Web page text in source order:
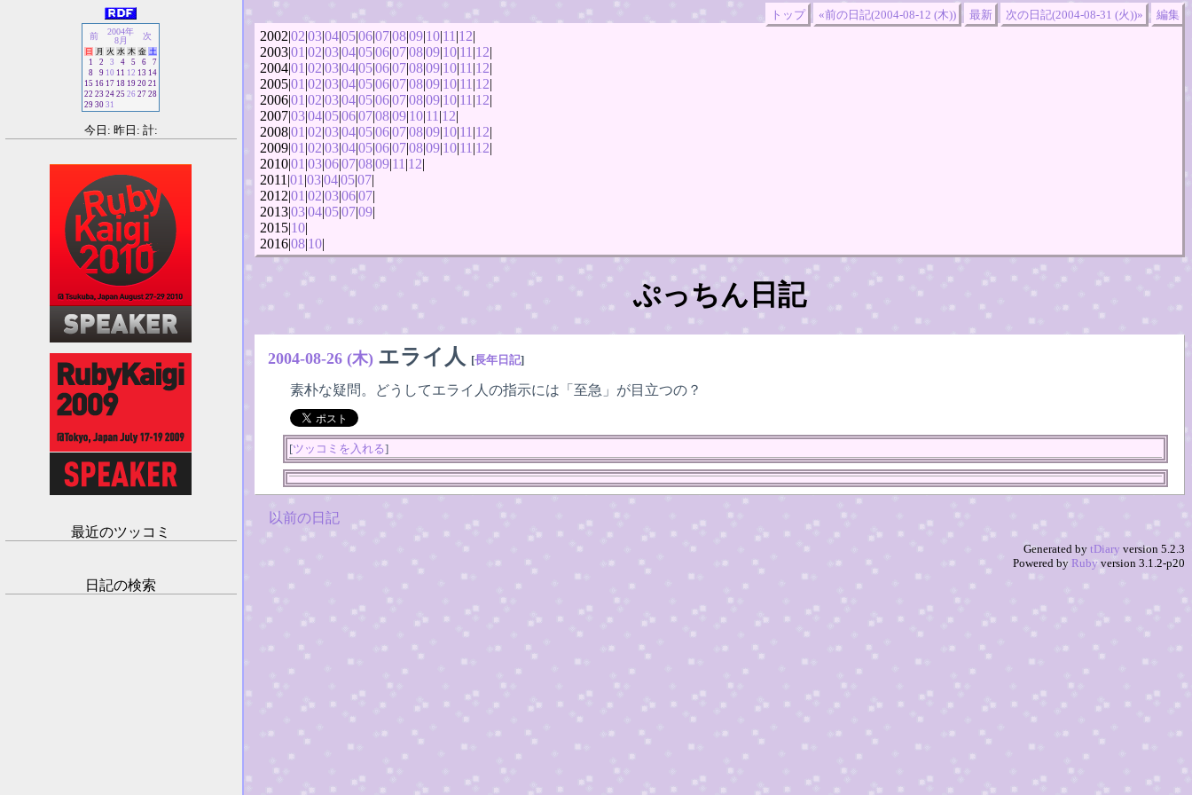
トップ «前の日記(2004-08-12 (木)) 最新 次の日記(2004-08-31 (火))» 編集
2002|02|03|04|05|06|07|08|09|10|11 |12|
2003|01 |02|03|04|05|06|07|08|09|10|11 |12|
2004|01 |02|03|04|05|06|07|08|09|10|11 |12|
2005|01 |02|03|04|05|06|07|08|09|10|11 |12|
2006|01 |02|03|04|05|06|07|08|09|10|11 |12|
2007|03|04|05|06|07|08|09|10|11 |12|
2008|01 |02|03|04|05|06|07|08|09|10|11 |12|
2009|01 |02|03|04|05|06|07|08|09|10|11 |12|
2010|01 |03|06|07|08|09|11 |12|
2011|01 |03|04|05|07|
2012|01 |02|03|06|07|
2013|03|04|05|07|09|
2015|10|
2016|08|10|
ぷっちん日記
2004-08-26 (木) エライ人 [長年日記]
素朴な疑問。どうしてエライ人の指示には「至急」が目立つの？
[ツッコミを入れる]
以前の日記
前
2004年
8月
次
日 月 火 水 木 金 土
1
2 3 4 5 6
7
8
9 10 11 12 13 14
15 16 17 18 19 20 21
22 23 24 25 26 27 28
29 30 31
今日: 昨日: 計:
最近のツッコミ
日記の検索
Generated by tDiary version 5.2.3
Powered by Ruby version 3.1.2-p20